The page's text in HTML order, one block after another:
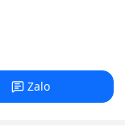
Zalo